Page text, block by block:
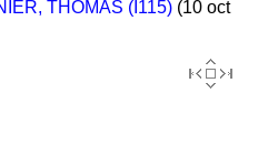
THOMAS (I115) (10 oct